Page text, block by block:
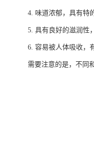
4. 味道浓郁，具有特
5. 具有良好的滋润性
6. 容易被人体吸收，
需要注意的是，不同